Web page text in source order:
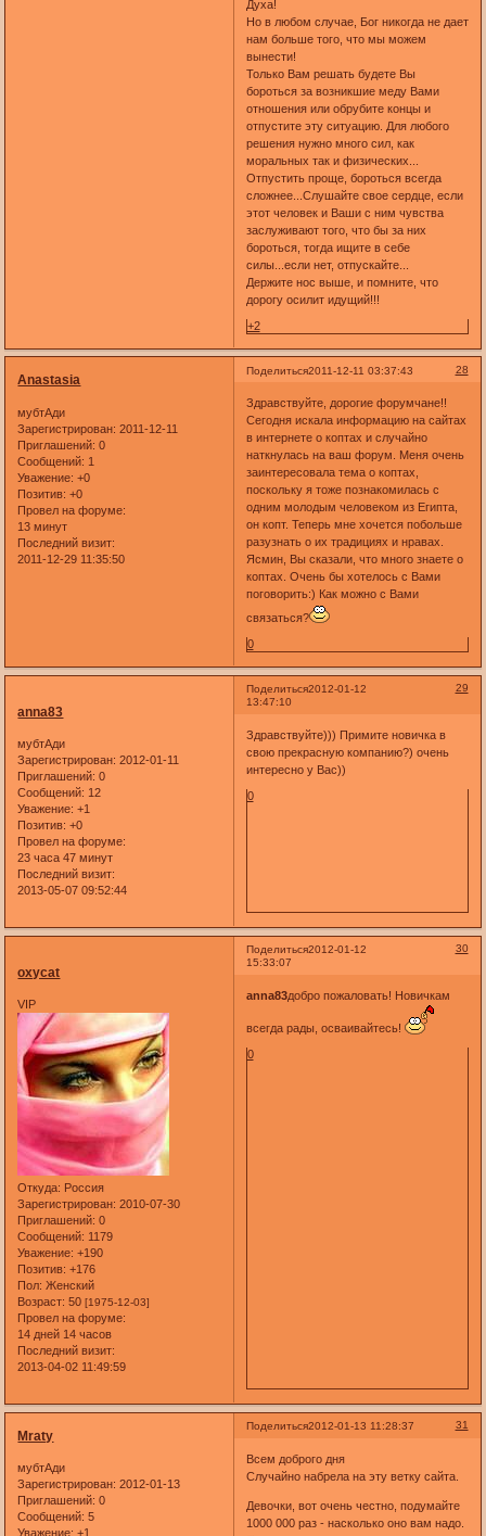
Духа!
Но в любом случае, Бог никогда не дает
нам больше того, что мы можем
вынести!
Только Вам решать будете Вы
бороться за возникшие меду Вами
отношения или обрубите концы и
отпустите эту ситуацию. Для любого
решения нужно много сил, как
моральных так и физических...
Отпустить проще, бороться всегда
сложнее...Слушайте свое сердце, если
этот человек и Ваши с ним чувства
заслуживают того, что бы за них
бороться, тогда ищите в себе
силы...если нет, отпускайте...
Держите нос выше, и помните, что
дорогу осилит идущий!!!
+2
Поделиться 28
2011-12-11 03:37:43
Anastasia
мубтАди
Зарегистрирован: 2011-12-11
Приглашений: 0
Сообщений: 1
Уважение: +0
Позитив: +0
Провел на форуме:
13 минут
Последний визит:
2011-12-29 11:35:50
Здравствуйте, дорогие форумчане!!
Сегодня искала информацию на сайтах
в интернете о коптах и случайно
наткнулась на ваш форум. Меня очень
заинтересовала тема о коптах,
поскольку я тоже познакомилась с
одним молодым человеком из Египта,
он копт. Теперь мне хочется побольше
разузнать о их традициях и нравах.
Ясмин, Вы сказали, что много знаете о
коптах. Очень бы хотелось с Вами
поговорить:) Как можно с Вами
связаться?
0
Поделиться 29
2012-01-12
13:47:10
anna83
мубтАди
Зарегистрирован: 2012-01-11
Приглашений: 0
Сообщений: 12
Уважение: +1
Позитив: +0
Провел на форуме:
23 часа 47 минут
Последний визит:
2013-05-07 09:52:44
Здравствуйте))) Примите новичка в
свою прекрасную компанию?) очень
интересно у Вас))
0
Поделиться 30
2012-01-12
15:33:07
oxycat
VIP
Откуда: Россия
Зарегистрирован: 2010-07-30
Приглашений: 0
Сообщений: 1179
Уважение: +190
Позитив: +176
Пол: Женский
Возраст: 50[1975-12-03]
Провел на форуме:
14 дней 14 часов
Последний визит:
2013-04-02 11:49:59
anna83добро пожаловать! Новичкам
всегда рады, осваивайтесь!
0
Поделиться 31
2012-01-13 11:28:37
Mraty
мубтАди
Зарегистрирован: 2012-01-13
Приглашений: 0
Сообщений: 5
Уважение: +1
Всем доброго дня
Случайно набрела на эту ветку сайта.
Девочки, вот очень честно, подумайте
1000 000 раз - насколько оно вам надо.